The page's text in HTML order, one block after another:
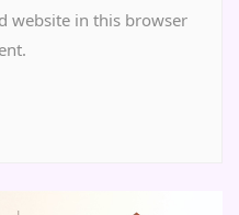
website in this browser